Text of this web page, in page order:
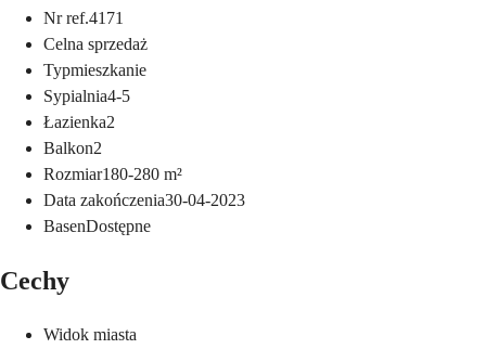
Nr ref.4171
Celna sprzedaż
Typmieszkanie
Sypialnia4-5
Łazienka2
Balkon2
Rozmiar180-280 m²
Data zakończenia30-04-2023
BasenDostępne
Cechy
Widok miasta